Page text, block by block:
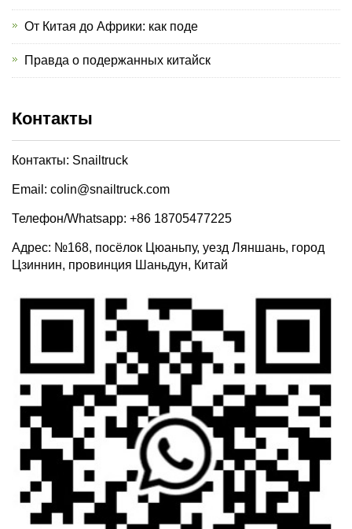
От Китая до Африки: как поде
Правда о подержанных китайск
Контакты
Контакты: Snailtruck
Email: colin@snailtruck.com
Телефон/Whatsapp: +86 18705477225
Адрес: №168, посёлок Цюаньпу, уезд Ляншань, город
Цзиннин, провинция Шаньдун, Китай